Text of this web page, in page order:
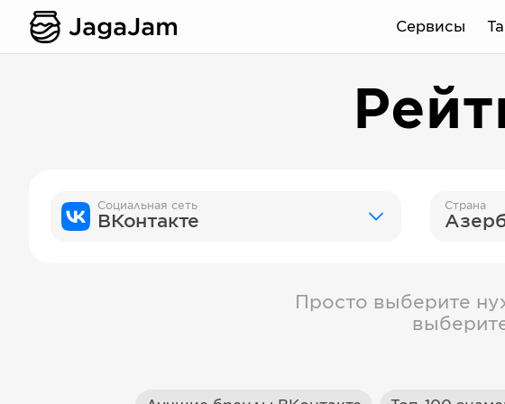
Сервисы
Социальная сеть
ВКонтакте
Страна
Просто выберите